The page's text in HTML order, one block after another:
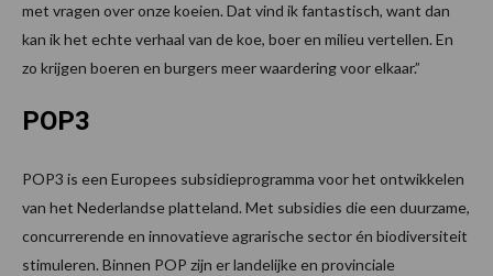
met vragen over onze koeien. Dat vind ik fantastisch, want dan
kan ik het echte verhaal van de koe, boer en milieu vertellen. En
zo krijgen boeren en burgers meer waardering voor elkaar.”
POP3
POP3 is een Europees subsidieprogramma voor het ontwikkelen
van het Nederlandse platteland. Met subsidies die een duurzame,
concurrerende en innovatieve agrarische sector én biodiversiteit
stimuleren. Binnen POP zijn er landelijke en provinciale